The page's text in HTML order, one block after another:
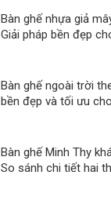
Bàn ghế nhựa giả
Giải pháp bền đẹp
Bàn ghế ngoài trời
bền đẹp và tối ưu
Bàn ghế Minh Thy
So sánh chi tiết hai